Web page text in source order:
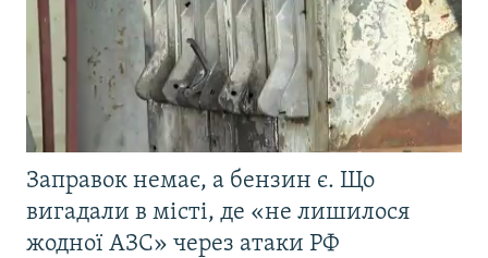
Заправок немає, а бензин є. Що
вигадали в місті, де «не лишилося
жодної АЗС» через атаки РФ